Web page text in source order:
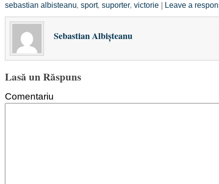
sebastian albisteanu, sport, suporter, victorie | Leave a
Sebastian Albişteanu
Lasă un Răspuns
Comentariu